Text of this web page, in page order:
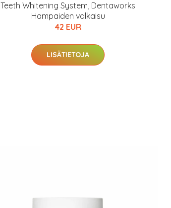
Teeth Whitening System, Dentaworks
Hampaiden valkaisu
42 EUR
LISÄTIETOJA